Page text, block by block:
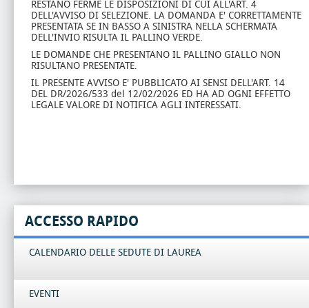
RESTANO FERME LE DISPOSIZIONI DI CUI ALL'ART. 4
DELL'AVVISO DI SELEZIONE. LA DOMANDA E' CORRETTAMENTE
PRESENTATA SE IN BASSO A SINISTRA NELLA SCHERMATA
DELL'INVIO RISULTA IL PALLINO VERDE.
LE DOMANDE CHE PRESENTANO IL PALLINO GIALLO NON
RISULTANO PRESENTATE.
IL PRESENTE AVVISO E' PUBBLICATO AI SENSI DELL'ART. 14
DEL DR/2026/533 del 12/02/2026 ED HA AD OGNI EFFETTO
LEGALE VALORE DI NOTIFICA AGLI INTERESSATI.
ACCESSO RAPIDO
CALENDARIO DELLE SEDUTE DI LAUREA
EVENTI